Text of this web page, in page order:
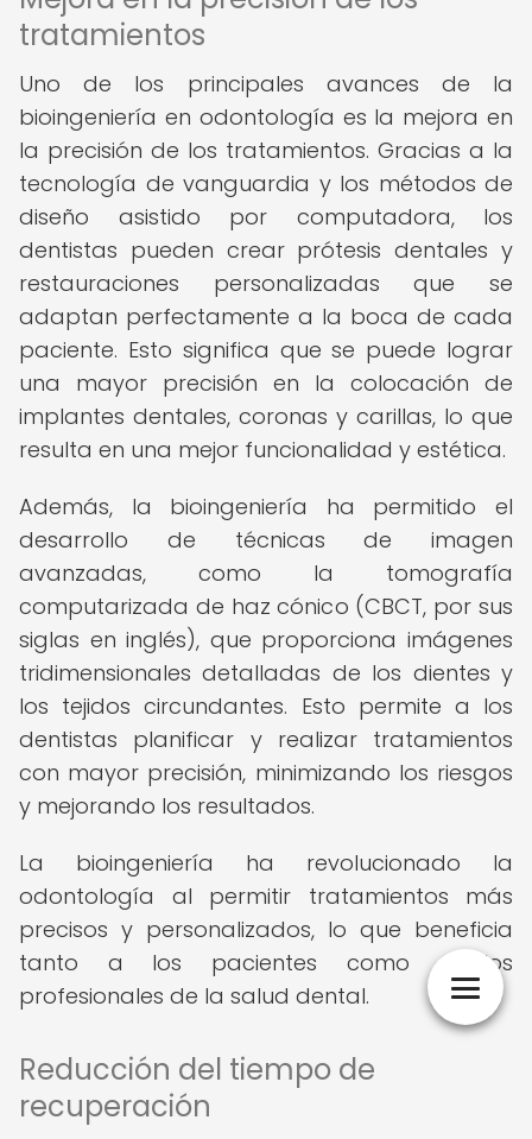
tratamientos
Uno de los principales avances de la
bioingeniería en odontología es la mejora en
la precisión de los tratamientos. Gracias a la
tecnología de vanguardia y los métodos de
diseño asistido por computadora, los
dentistas pueden crear prótesis dentales y
restauraciones personalizadas que se
adaptan perfectamente a la boca de cada
paciente. Esto significa que se puede lograr
una mayor precisión en la colocación de
implantes dentales, coronas y carillas, lo que
resulta en una mejor funcionalidad y estética.
Además, la bioingeniería ha permitido el
desarrollo de técnicas de imagen
avanzadas, como la tomografía
computarizada de haz cónico (CBCT, por sus
siglas en inglés), que proporciona imágenes
tridimensionales detalladas de los dientes y
los tejidos circundantes. Esto permite a los
dentistas planificar y realizar tratamientos
con mayor precisión, minimizando los riesgos
y mejorando los resultados.
La bioingeniería ha revolucionado la
odontología al permitir tratamientos más
precisos y personalizados, lo que beneficia
tanto a los pacientes como a los
profesionales de la salud dental.
Reducción del tiempo de
recuperación